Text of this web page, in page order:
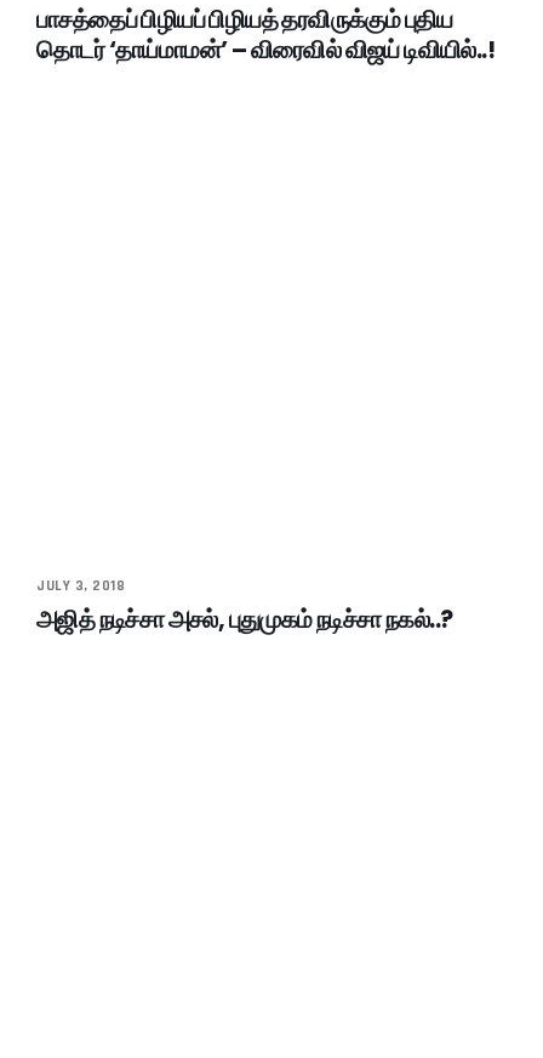
பாசத்தைப் பிழியப் பிழியத் தரவிருக்கும் புதிய
தொடர் ‘தாய்மாமன்’ – விரைவில் விஜய் டிவியில்..!
JULY 3, 2018
அஜித் நடிச்சா அசல், புதுமுகம் நடிச்சா நகல்..?